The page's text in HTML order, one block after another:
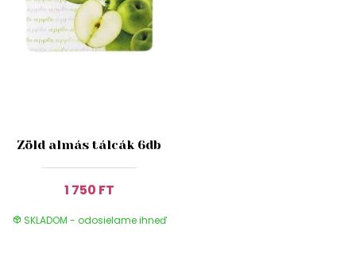
Zöld almás tálcák 6db
1 750 FT
SKLADOM - odosielame ihneď